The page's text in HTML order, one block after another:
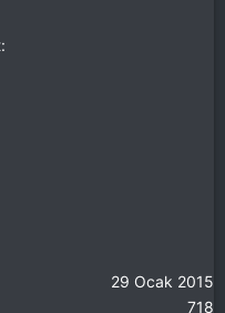
29 Ocak 2015
718